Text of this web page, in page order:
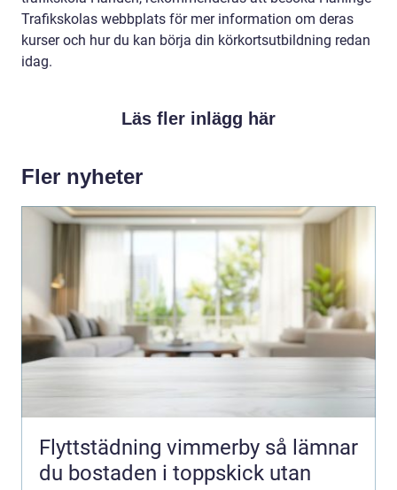
Trafikskolas webbplats för mer information om deras
kurser och hur du kan börja din körkortsutbildning redan
idag.
Läs fler inlägg här
Fler nyheter
Flyttstädning vimmerby så lämnar
du bostaden i toppskick utan